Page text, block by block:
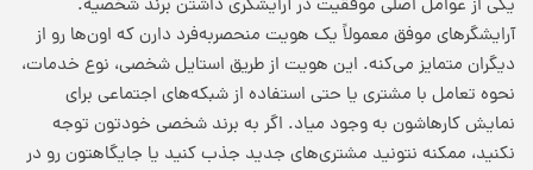
یکی از عوامل اصلی موفقیت در آرایشگری داشتن برند شخصیه.
آرایشگرهای موفق معمولاً یک هویت منحصربه‌فرد دارن که اون‌ها رو از
دیگران متمایز می‌کنه. این هویت از طریق استایل شخصی، نوع خدمات،
نحوه تعامل با مشتری یا حتی استفاده از شبکه‌های اجتماعی برای
نمایش کارهاشون به وجود میاد. اگر به برند شخصی خودتون توجه
نکنید، ممکنه نتونید مشتری‌های جدید جذب کنید یا جایگاهتون رو در